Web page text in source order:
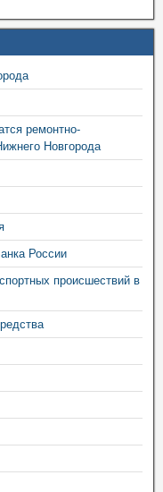
ремонтно-
Новгорода
России
происшествий в